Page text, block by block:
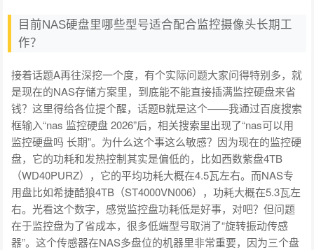
目前NAS硬盘里哪些型号适合配合监控摄像头长期工
作？
接着话题A再往深挖一个度，有个实际问题大家问得特别多，就
是现在的NAS存储方案里，到底能不能直接插满监控硬盘来省
钱？这里得给各位提个醒，话题B就是这个——我通过百度搜索
框输入“nas 监控硬盘 2026”后，相关搜索里出现了“nas可以用
监控硬盘吗 长期”。为什么这个事这么敏感？因为现在的监控硬
盘，它的功耗和发热控制其实是偏低的，比如西数紫盘4TB
（WD40PURZ），它的平均功耗大概在4.5瓦左右。而NAS专
用盘比如希捷酷狼4TB（ST4000VN006），功耗大概在5.3瓦左
右。光看这个数字，感觉监控盘功耗低是好事，对吧？但问题
在于监控盘为了省成本，很多低端型号取消了“旋转振动传感
器”。这个传感器在NAS多盘位的机器里非常重要，因为三个盘